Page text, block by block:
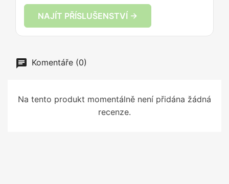
NAJÍT PŘÍSLUŠENSTVÍ →
Komentáře (0)
Na tento produkt momentálně není přidána žádná
recenze.